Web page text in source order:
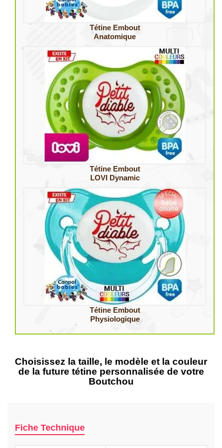
Tétine Embout
Anatomique
Tétine Embout
LOVI Dynamic
Tétine Embout
Physiologique
Choisissez la taille, le modèle et la couleur
de la future tétine personnalisée de votre
Boutchou
Fiche Technique